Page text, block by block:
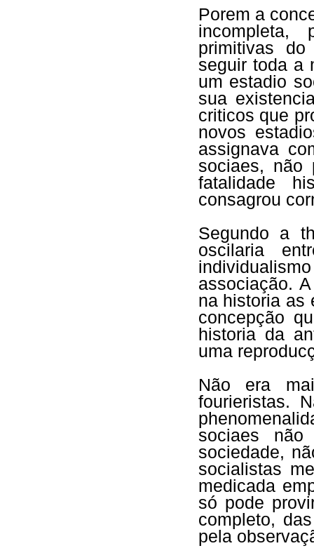
Porem a
incompleta,
primitivas do
seguir toda a
um estadio
sua
criticos que
novos
assignava
sociaes, não
fatalidade
consagrou
Segundo a
oscilaria
associação.
na historia as
concepção
historia da
uma
Não era
fourieristas.
sociaes
sociedade,
socialistas
medicada
só pode
completo,
pela